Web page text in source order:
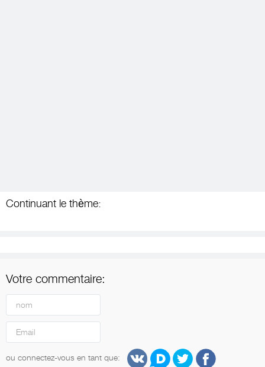
Continuant le thème:
Votre commentaire:
ou connectez-vous en tant que: